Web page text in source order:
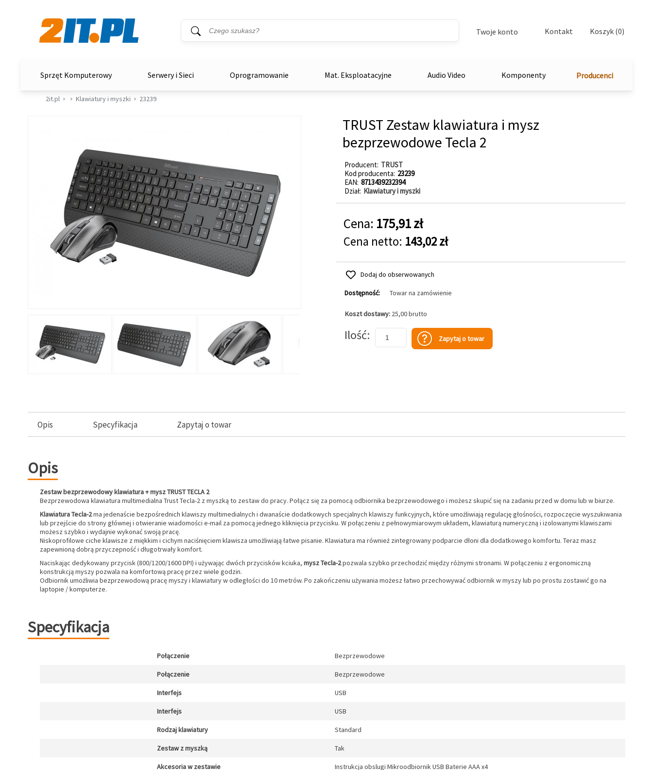
Wyszukiwarka
Słowo kluczowe
Twoje konto Kontakt Koszyk (0)
Sprzęt Komputerowy Serwery i Sieci Oprogramowanie Mat. Eksploatacyjne Audio Video Komponenty Producenci
2it.pl Klawiatury i myszki 23239
TRUST Zestaw klawiatura i mysz
bezprzewodowe Tecla 2
Producent TRUST
Kod producenta 23239
EAN 8713439232394
Dział Klawiatury i myszki
Cena: 175,91 zł
Cena netto: 143,02 zł
Dodaj do obserwowanych
Dostępność: Towar na zamówienie
Koszt dostawy: 25,00 brutto
Ilość Zapytaj o towar
Opis Specyfikacja Zapytaj o towar
Opis
Zestaw bezprzewodowy klawiatura + mysz TRUST TECLA 2
Bezprzewodowa klawiatura multimedialna Trust Tecla-2 z myszką to zestaw do pracy. Połącz się za pomocą odbiornika bezprzewodowego i możesz skupić się na zadaniu przed w domu lub w biurze.
Klawiatura Tecla-2ma jedenaście bezpośrednich klawiszy multimedialnych i dwanaście dodatkowych specjalnych klawiszy funkcyjnych, które umożliwiają regulację głośności, rozpoczęcie wyszukiwania
lub przejście do strony głównej i otwieranie wiadomości e-mail za pomocą jednego kliknięcia przycisku. W połączeniu z pełnowymiarowym układem, klawiaturą numeryczną i izolowanymi klawiszami
możesz szybko i wydajnie wykonać swoją pracę.
Niskoprofilowe ciche klawisze z miękkim i cichym naciśnięciem klawisza umożliwiają łatwe pisanie. Klawiatura ma również zintegrowany podparcie dłoni dla dodatkowego komfortu. Teraz masz
zapewnioną dobrą przyczepność i długotrwały komfort.
Naciskając dedykowany przycisk (800/1200/1600 DPI) i używając dwóch przycisków kciuka, mysz Tecla-2pozwala szybko przechodzić między różnymi stronami. W połączeniu z ergonomiczną
konstrukcją myszy pozwala na komfortową pracę przez wiele godzin.
Odbiornik umożliwia bezprzewodową pracę myszy i klawiatury w odległości do 10 metrów. Po zakończeniu używania możesz łatwo przechowywać odbiornik w myszy lub po prostu zostawić go na
laptopie / komputerze.
Specyfikacja
Połączenie Bezprzewodowe
Połączenie Bezprzewodowe
Interfejs USB
Interfejs USB
Rodzaj klawiatury Standard
Zestaw z myszką Tak
Akcesoria w zestawie Instrukcja obslugi Mikroodbiornik USB Baterie AAA x4